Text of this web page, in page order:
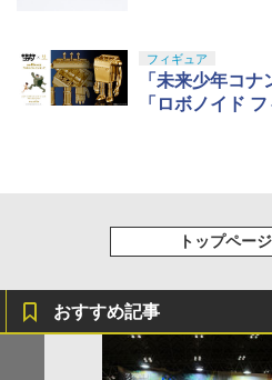
フィギュア
「未来少年コ
「ロボノイド
トップペー
おすすめ記事